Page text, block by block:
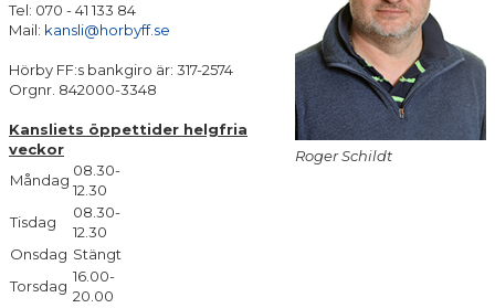
SHOP
UTHYRNING (LOKAL/TÄLT/MÖBLER)
LOPPIS
Roger Schildt
Tel: 070 - 41 133 84
Mail: kansli@horbyff.se
Hörby FF:s bankgiro är: 317-2574
Orgnr. 842000-3348
Kansliets öppettider helgfria
veckor
Måndag
08.30-
12.30
Tisdag
08.30-
12.30
Onsdag Stängt
Torsdag
16.00-
20.00